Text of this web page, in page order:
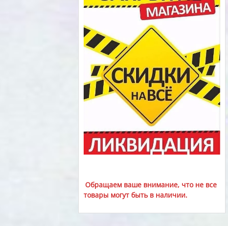
Обращаем ваше внимание, что не все
товары могут быть в наличии.